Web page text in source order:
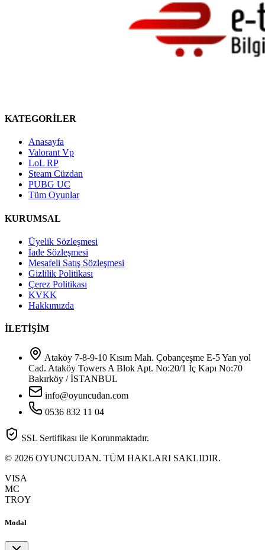
KATEGORİLER
Anasayfa
Valorant Vp
LoL RP
Steam Cüzdan
PUBG UC
Tüm Oyunlar
KURUMSAL
Üyelik Sözleşmesi
İade Sözleşmesi
Mesafeli Satış Sözleşmesi
Gizlilik Politikası
Çerez Politikası
KVKK
Hakkımızda
İLETİŞİM
Ataköy 7-8-9-10 Kısım Mah. Çobançeşme E-5 Yan yol
Cad. Ataköy Towers A Blok Apt. No:20/1 İç Kapı No:70
Bakırköy / İSTANBUL
info@oyuncudan.com
0536 832 11 04
SSL Sertifikası ile Korunmaktadır.
© 2026 OYUNCUDAN. TÜM HAKLARI SAKLIDIR.
VISA
MC
TROY
Modal